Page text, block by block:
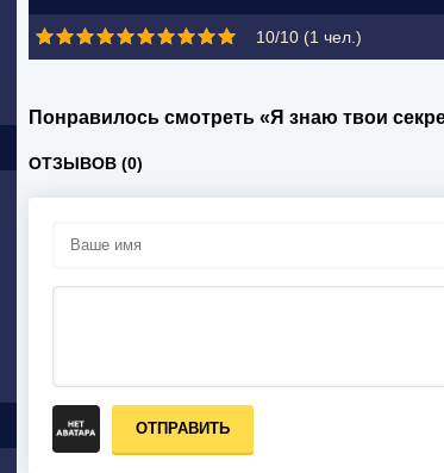
10/10 (1 чел.)
Понравилось смотреть «Я знаю твои
ОТЗЫВОВ (0)
ОТПРАВИТЬ